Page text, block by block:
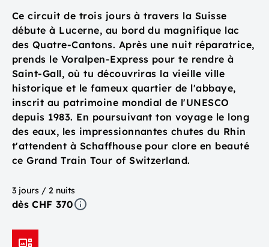
Ce circuit de trois jours à travers la Suisse
débute à Lucerne, au bord du magnifique lac
des Quatre-Cantons. Après une nuit réparatrice,
prends le Voralpen-Express pour te rendre à
Saint-Gall, où tu découvriras la vieille ville
historique et le fameux quartier de l'abbaye,
inscrit au patrimoine mondial de l'UNESCO
depuis 1983. En poursuivant ton voyage le long
des eaux, les impressionnantes chutes du Rhin
t'attendent à Schaffhouse pour clore en beauté
ce Grand Train Tour of Switzerland.
3 jours / 2 nuits
dès CHF 370